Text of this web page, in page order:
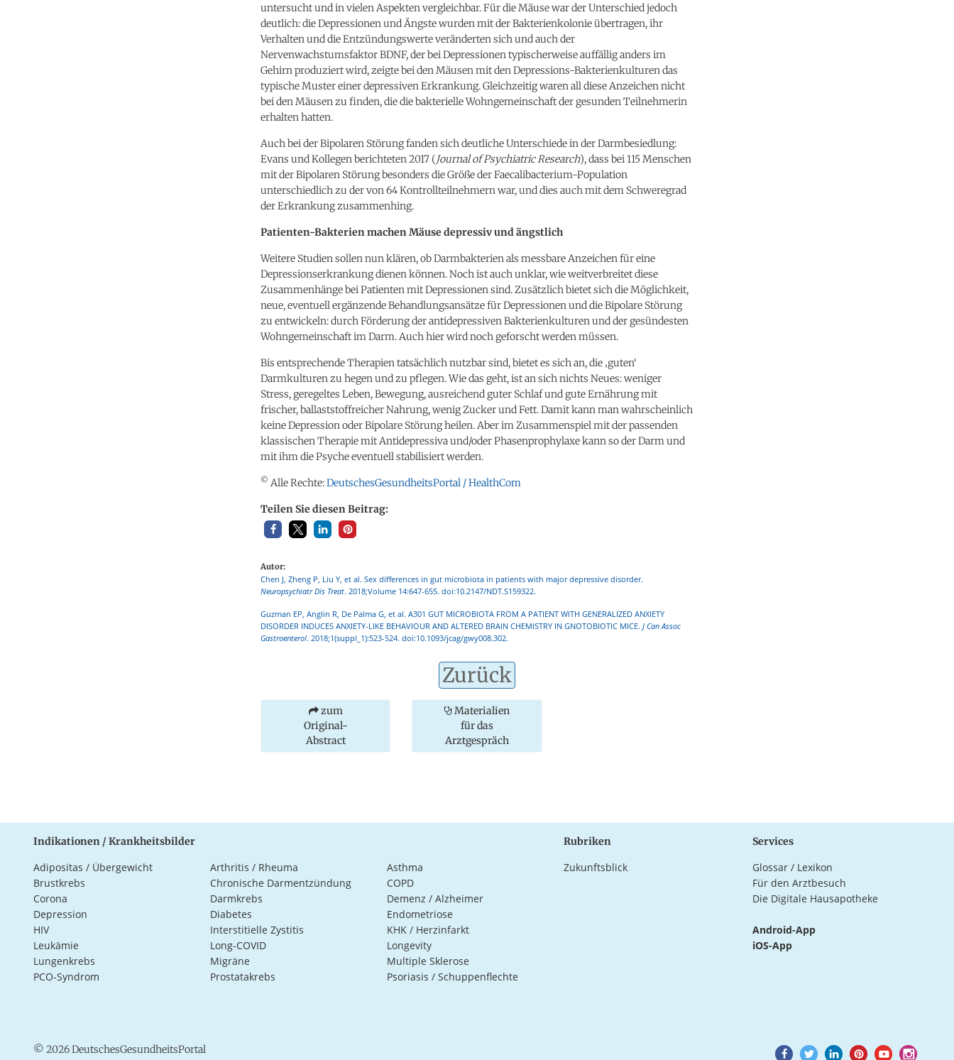
untersucht und in vielen Aspekten vergleichbar. Für die Mäuse war der Unterschied jedoch
deutlich: die Depressionen und Ängste wurden mit der Bakterienkolonie übertragen, ihr
Verhalten und die Entzündungswerte veränderten sich und auch der
Nervenwachstumsfaktor BDNF, der bei Depressionen typischerweise auffällig anders im
Gehirn produziert wird, zeigte bei den Mäusen mit den Depressions-Bakterienkulturen das
typische Muster einer depressiven Erkrankung. Gleichzeitig waren all diese Anzeichen nicht
bei den Mäusen zu finden, die die bakterielle Wohngemeinschaft der gesunden Teilnehmerin
erhalten hatten.
Auch bei der Bipolaren Störung fanden sich deutliche Unterschiede in der Darmbesiedlung:
Evans und Kollegen berichteten 2017 (Journal of Psychiatric Research), dass bei 115 Menschen
mit der Bipolaren Störung besonders die Größe der Faecalibacterium-Population
unterschiedlich zu der von 64 Kontrollteilnehmern war, und dies auch mit dem Schweregrad
der Erkrankung zusammenhing.
Patienten-Bakterien machen Mäuse depressiv und ängstlich
Weitere Studien sollen nun klären, ob Darmbakterien als messbare Anzeichen für eine
Depressionserkrankung dienen können. Noch ist auch unklar, wie weitverbreitet diese
Zusammenhänge bei Patienten mit Depressionen sind. Zusätzlich bietet sich die Möglichkeit,
neue, eventuell ergänzende Behandlungsansätze für Depressionen und die Bipolare Störung
zu entwickeln: durch Förderung der antidepressiven Bakterienkulturen und der gesündesten
Wohngemeinschaft im Darm. Auch hier wird noch geforscht werden müssen.
Bis entsprechende Therapien tatsächlich nutzbar sind, bietet es sich an, die ‚guten‘
Darmkulturen zu hegen und zu pflegen. Wie das geht, ist an sich nichts Neues: weniger
Stress, geregeltes Leben, Bewegung, ausreichend guter Schlaf und gute Ernährung mit
frischer, ballaststoffreicher Nahrung, wenig Zucker und Fett. Damit kann man wahrscheinlich
keine Depression oder Bipolare Störung heilen. Aber im Zusammenspiel mit der passenden
klassischen Therapie mit Antidepressiva und/oder Phasenprophylaxe kann so der Darm und
mit ihm die Psyche eventuell stabilisiert werden.
© Alle Rechte:DeutschesGesundheitsPortal / HealthCom
Teilen Sie diesen Beitrag:
Autor:
Chen J, Zheng P, Liu Y, et al. Sex differences in gut microbiota in patients with major depressive disorder.
Neuropsychiatr Dis Treat. 2018;Volume 14:647-655. doi:10.2147/NDT.S159322.
Guzman EP, Anglin R, De Palma G, et al. A301 GUT MICROBIOTA FROM A PATIENT WITH GENERALIZED ANXIETY
DISORDER INDUCES ANXIETY-LIKE BEHAVIOUR AND ALTERED BRAIN CHEMISTRY IN GNOTOBIOTIC MICE. J Can Assoc
Gastroenterol. 2018;1(suppl_1):523-524. doi:10.1093/jcag/gwy008.302.
Zurück
zum
Original-
Abstract
Materialien
für das
Arztgespräch
Indikationen / Krankheitsbilder
Adipositas / Übergewicht Arthritis / Rheuma
Asthma
Brustkrebs
Chronische Darmentzündung
COPD
Corona
Darmkrebs
Demenz / Alzheimer
Depression
Diabetes
Endometriose
HIV
Interstitielle Zystitis
KHK / Herzinfarkt
Leukämie
Long-COVID
Longevity
Lungenkrebs
Migräne
Multiple Sklerose
PCO-Syndrom
Prostatakrebs Psoriasis / Schuppenflechte
Rubriken
Zukunftsblick
Services
Glossar / Lexikon
Für den Arztbesuch
Die Digitale Hausapotheke
Android-App
iOS-App
© 2026 DeutschesGesundheitsPortal